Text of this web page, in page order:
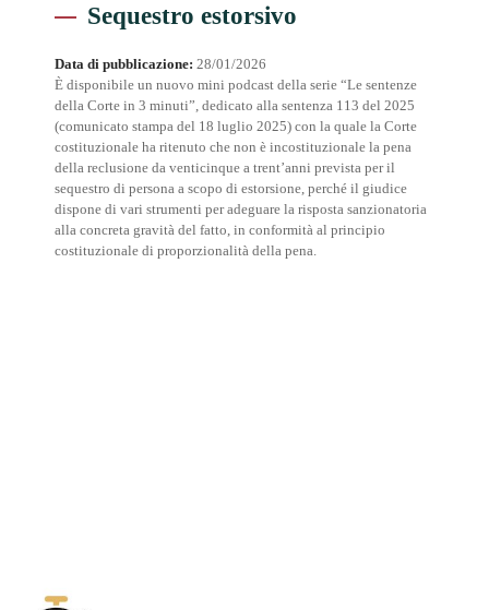
Sequestro estorsivo
Data di pubblicazione: 28/01/2026
È disponibile un nuovo mini podcast della serie “Le sentenze
della Corte in 3 minuti”, dedicato alla sentenza 113 del 2025
(comunicato stampa del 18 luglio 2025) con la quale la Corte
costituzionale ha ritenuto che non è incostituzionale la pena
della reclusione da venticinque a trent’anni prevista per il
sequestro di persona a scopo di estorsione, perché il giudice
dispone di vari strumenti per adeguare la risposta sanzionatoria
alla concreta gravità del fatto, in conformità al principio
costituzionale di proporzionalità della pena.